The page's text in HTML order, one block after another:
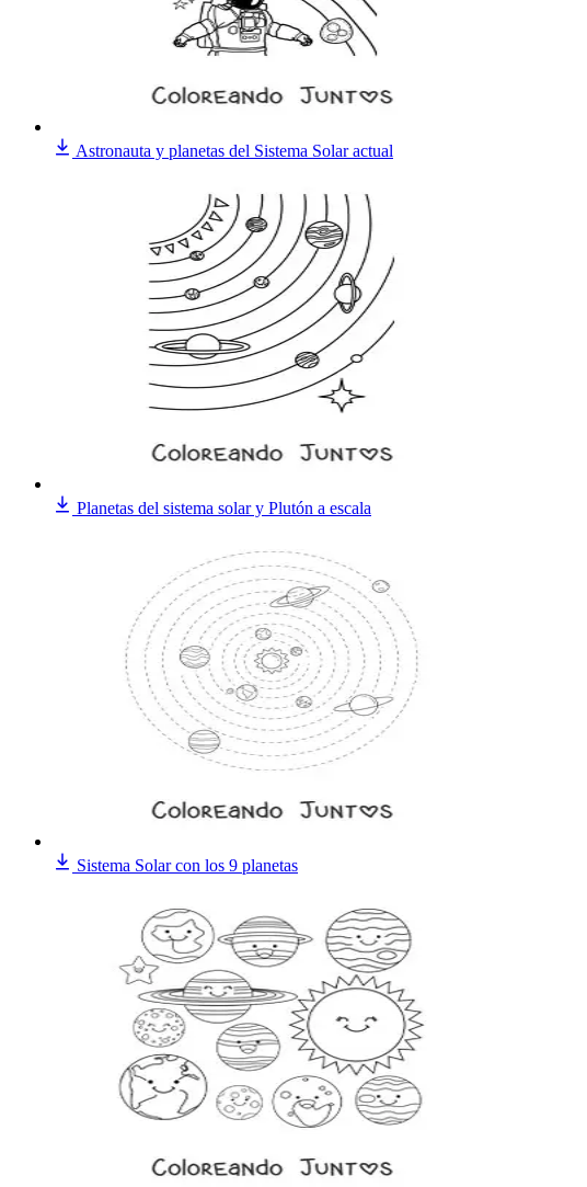
Astronauta y planetas del Sistema Solar actual
Planetas del sistema solar y Plutón a escala
Sistema Solar con los 9 planetas